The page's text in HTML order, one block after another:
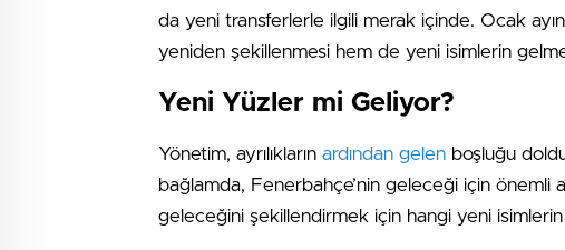
da yeni transferlerle ilgili merak içinde. Ocak
yeniden şekillenmesi hem de yeni isimlerin
Yeni Yüzler mi Geliyor?
Yönetim, ayrılıkların ardından gelen boşluğu
bağlamda, Fenerbahçe’nin geleceği için önemli
geleceğini şekillendirmek için hangi yeni